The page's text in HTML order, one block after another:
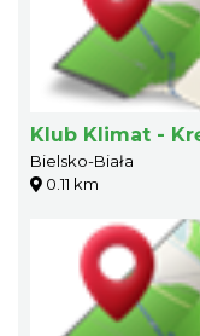
Klub Klimat -
Bielsko-Biała
0.11 km